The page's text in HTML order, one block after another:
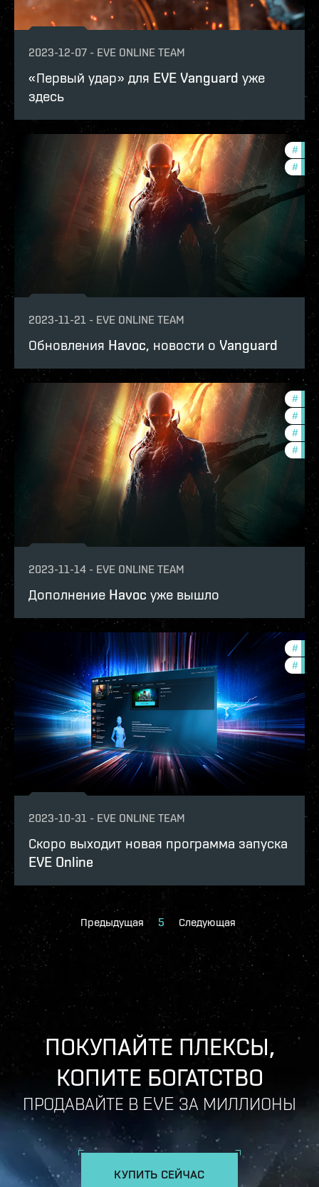
2023-12-07 - EVE ONLINE TEAM
«Первый удар» для EVE Vanguard уже
здесь
#
#
2023-11-21 - EVE ONLINE TEAM
Обновления Havoc, новости о Vanguard
#
#
#
#
2023-11-14 - EVE ONLINE TEAM
Дополнение Havoc уже вышло
#
#
2023-10-31 - EVE ONLINE TEAM
Скоро выходит новая программа запуска
EVE Online
Предыдущая 5 Следующая
ПОКУПАЙТЕ ПЛЕКСЫ,
КОПИТЕ БОГАТСТВО
ПРОДАВАЙТЕ В EVE ЗА МИЛЛИОНЫ
КУПИТЬ СЕЙЧАС